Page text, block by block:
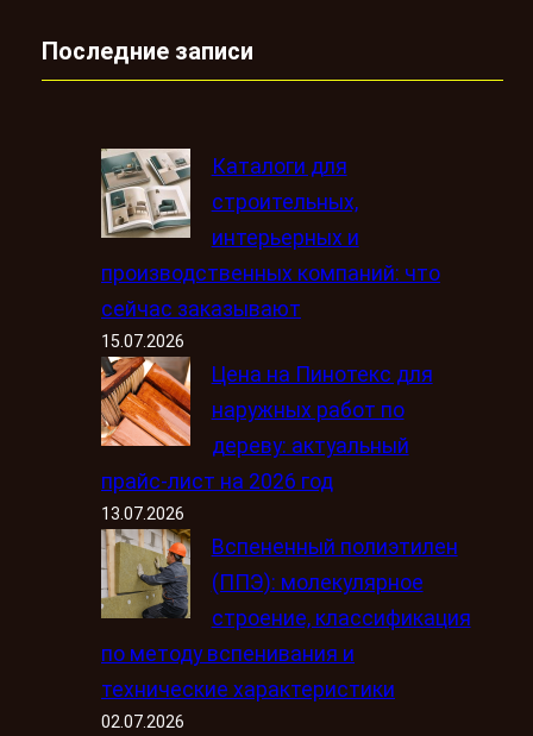
Последние записи
Каталоги для
строительных,
интерьерных и
производственных компаний: что
сейчас заказывают
15.07.2026
Цена на Пинотекс для
наружных работ по
дереву: актуальный
прайс-лист на 2026 год
13.07.2026
Вспененный полиэтилен
(ППЭ): молекулярное
строение, классификация
по методу вспенивания и
технические характеристики
02.07.2026